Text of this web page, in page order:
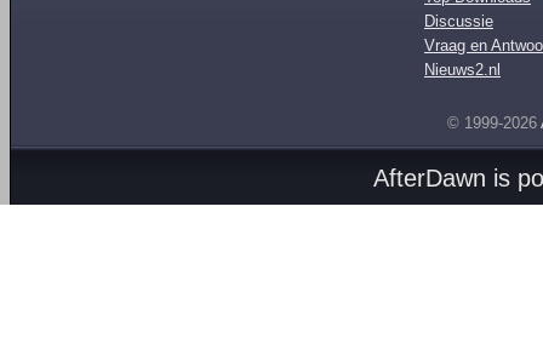
Discussie
Vraag en
Nieuws2.nl
© 1999-2026
AfterDawn is